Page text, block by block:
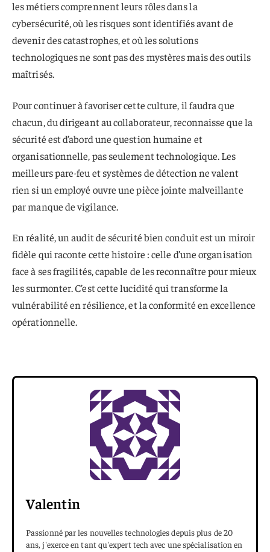
les métiers comprennent leurs rôles dans la
cybersécurité, où les risques sont identifiés avant de
devenir des catastrophes, et où les solutions
technologiques ne sont pas des mystères mais des outils
maîtrisés.
Pour continuer à favoriser cette culture, il faudra que
chacun, du dirigeant au collaborateur, reconnaisse que la
sécurité est d’abord une question humaine et
organisationnelle, pas seulement technologique. Les
meilleurs pare-feu et systèmes de détection ne valent
rien si un employé ouvre une pièce jointe malveillante
par manque de vigilance.
En réalité, un audit de sécurité bien conduit est un miroir
fidèle qui raconte cette histoire : celle d’une organisation
face à ses fragilités, capable de les reconnaître pour mieux
les surmonter. C’est cette lucidité qui transforme la
vulnérabilité en résilience, et la conformité en excellence
opérationnelle.
Valentin
Passionné par les nouvelles technologies depuis plus de 20
ans, j'exerce en tant qu'expert tech avec une spécialisation en